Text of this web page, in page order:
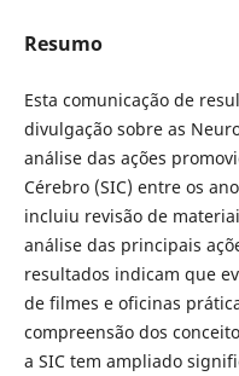
Resumo
Esta comunicação de
divulgação sobre as
análise das ações
Cérebro (SIC) entre os
incluiu revisão de
análise das principais
resultados indicam que
de filmes e oficinas
compreensão dos
a SIC tem ampliado